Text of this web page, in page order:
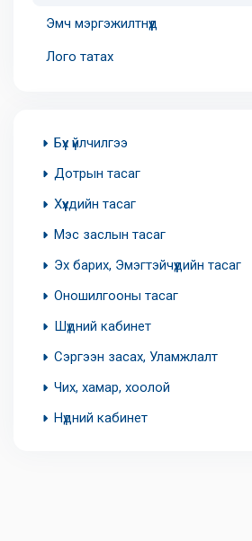
Эмч мэргэжилтнүүд
Лого татах
Бүх үйлчилгээ
Дотрын тасаг
Хүүхдийн тасаг
Мэс заслын тасаг
Эх барих, Эмэгтэйчүүдийн тасаг
Оношилгооны тасаг
Шүдний кабинет
Сэргээн засах, Уламжлалт
Чих, хамар, хоолой
Нүдний кабинет